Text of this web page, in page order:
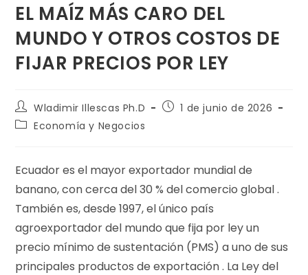
EL MAÍZ MÁS CARO DEL
MUNDO Y OTROS COSTOS DE
FIJAR PRECIOS POR LEY
Wladimir Illescas Ph.D
1 de junio de 2026
Economía y Negocios
Ecuador es el mayor exportador mundial de
banano, con cerca del 30 % del comercio global .
También es, desde 1997, el único país
agroexportador del mundo que fija por ley un
precio mínimo de sustentación (PMS) a uno de sus
principales productos de exportación . La Ley del